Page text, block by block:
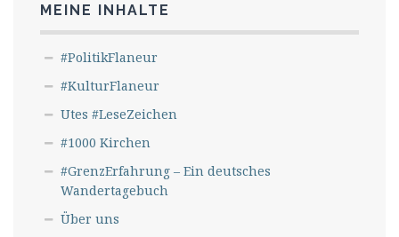
MEINE INHALTE
#PolitikFlaneur
#KulturFlaneur
Utes #LeseZeichen
#1000 Kirchen
#GrenzErfahrung – Ein deutsches
Wandertagebuch
Über uns